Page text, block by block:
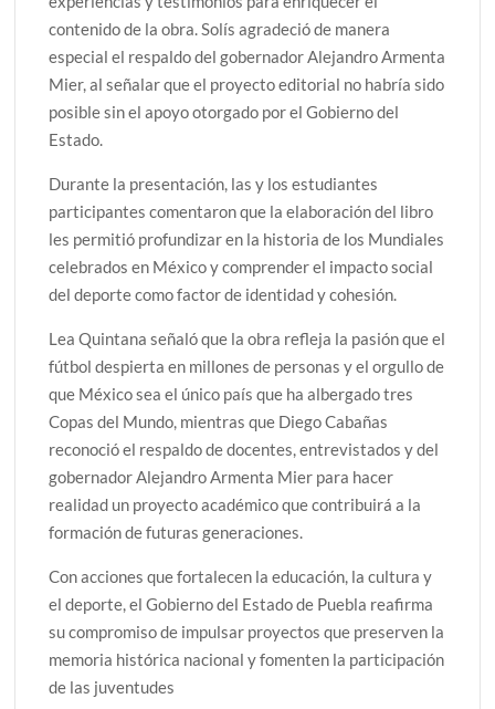
contenido de la obra. Solís agradeció de manera
especial el respaldo del gobernador Alejandro Armenta
Mier, al señalar que el proyecto editorial no habría sido
posible sin el apoyo otorgado por el Gobierno del
Estado.
Durante la presentación, las y los estudiantes
participantes comentaron que la elaboración del libro
les permitió profundizar en la historia de los Mundiales
celebrados en México y comprender el impacto social
del deporte como factor de identidad y cohesión.
Lea Quintana señaló que la obra refleja la pasión que el
fútbol despierta en millones de personas y el orgullo de
que México sea el único país que ha albergado tres
Copas del Mundo, mientras que Diego Cabañas
reconoció el respaldo de docentes, entrevistados y del
gobernador Alejandro Armenta Mier para hacer
realidad un proyecto académico que contribuirá a la
formación de futuras generaciones.
Con acciones que fortalecen la educación, la cultura y
el deporte, el Gobierno del Estado de Puebla reafirma
su compromiso de impulsar proyectos que preserven la
memoria histórica nacional y fomenten la participación
de las juventudes